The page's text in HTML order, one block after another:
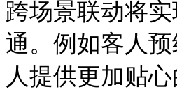
跨场景联动将
通。例如客人预
人提供更加贴